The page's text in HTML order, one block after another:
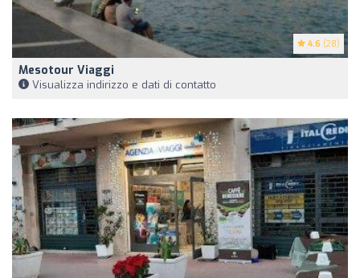
4.6 (28)
Mesotour Viaggi
Visualizza indirizzo e dati di contatto